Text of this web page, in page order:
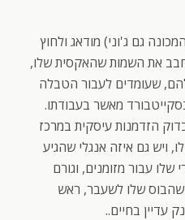
גם ג'וני) מודאג ולחוץ
את השמות שהאקסית שלו,
שעומדים לעבור הטבלה
מאשר בעבודתו.
הזדמנות עיסקית במרכז
ויש גם איזה אנגלי שהגיע
עבור מזומנים, וגורם
שהבוס שלו לשעבר, ראש
עדיין בחיים..